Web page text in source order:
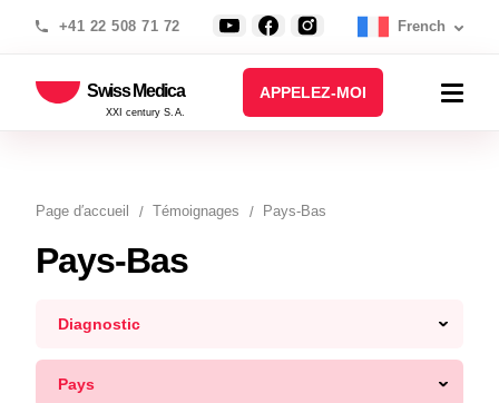
+41 22 508 71 72 French
Swiss Medica
XXI century S.A.
APPELEZ-MOI
Page d′accueil Témoignages Pays-Bas
Pays-Bas
Diagnostic
Pays